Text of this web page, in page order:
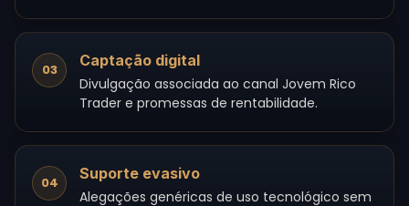
03
Captação digital
Divulgação associada ao canal Jovem Rico
Trader e promessas de rentabilidade.
04
Suporte evasivo
Alegações genéricas de uso tecnológico sem